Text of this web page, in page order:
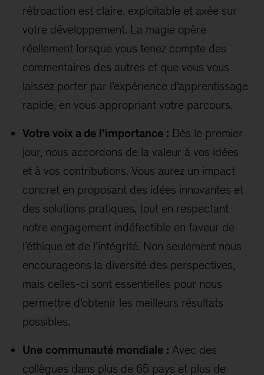
rétroaction est claire, exploitable et axée sur
votre développement. La magie opère
réellement lorsque vous tenez compte des
commentaires des autres et que vous vous
laissez porter par l’expérience d’apprentissage
rapide, en vous appropriant votre parcours.
Votre voix a de l’importance : Dès le premier
jour, nous accordons de la valeur à vos idées
et à vos contributions. Vous aurez un impact
concret en proposant des idées innovantes et
des solutions pratiques, tout en respectant
notre engagement indéfectible en faveur de
l’éthique et de l’intégrité. Non seulement nous
encourageons la diversité des perspectives,
mais celles-ci sont essentielles pour nous
permettre d’obtenir les meilleurs résultats
possibles.
Une communauté mondiale : Avec des
collègues dans plus de 65 pays et plus de